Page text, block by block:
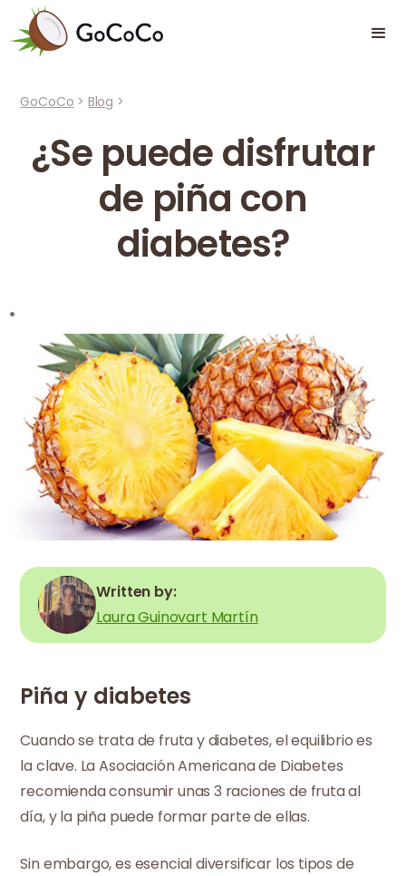
GoCoCo > Blog >
¿Se puede disfrutar
de piña con
diabetes?
·
Written by:
Laura Guinovart Martín
Piña y diabetes
Cuando se trata de fruta y diabetes, el equilibrio es
la clave. La Asociación Americana de Diabetes
recomienda consumir unas 3 raciones de fruta al
día, y la piña puede formar parte de ellas.
Sin embargo, es esencial diversificar los tipos de